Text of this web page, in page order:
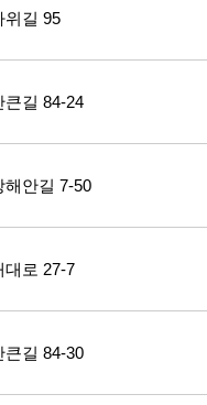
위길 95
길 84-24
안길 7-50
로 27-7
길 84-30